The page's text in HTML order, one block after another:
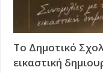
Το Δημοτικό
εικαστική